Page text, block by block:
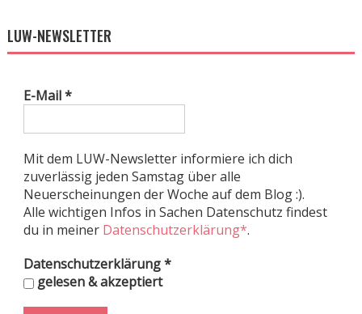
LUW-NEWSLETTER
E-Mail*
Mit dem LUW-Newsletter informiere ich dich
zuverlässig jeden Samstag über alle
Neuerscheinungen der Woche auf dem Blog :).
Alle wichtigen Infos in Sachen Datenschutz findest
du in meiner Datenschutzerklärung*.
Datenschutzerklärung*
gelesen & akzeptiert